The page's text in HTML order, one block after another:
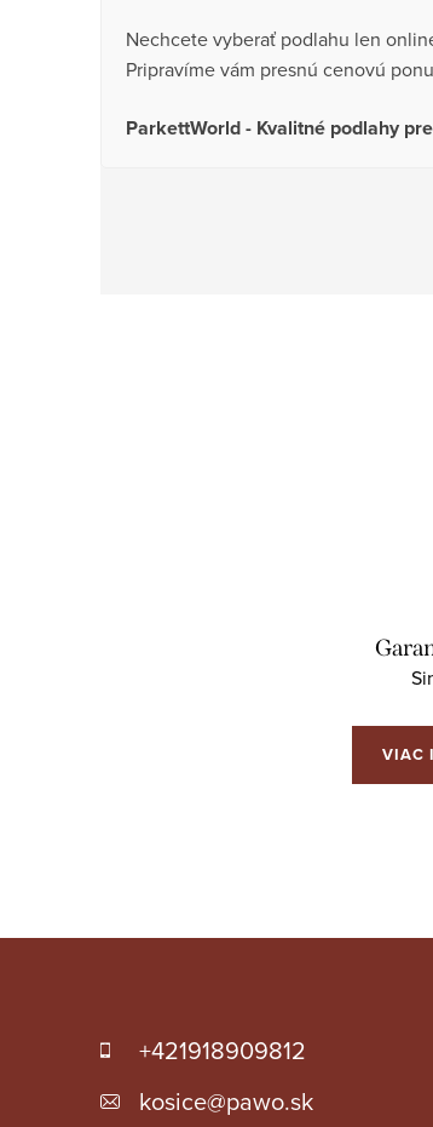
Nechcete vyberať podlahu len
Pripravíme vám presnú cenovú
ParkettWorld - Kvalitné podlahy
VIAC
+421918909812
kosice@pawo.sk